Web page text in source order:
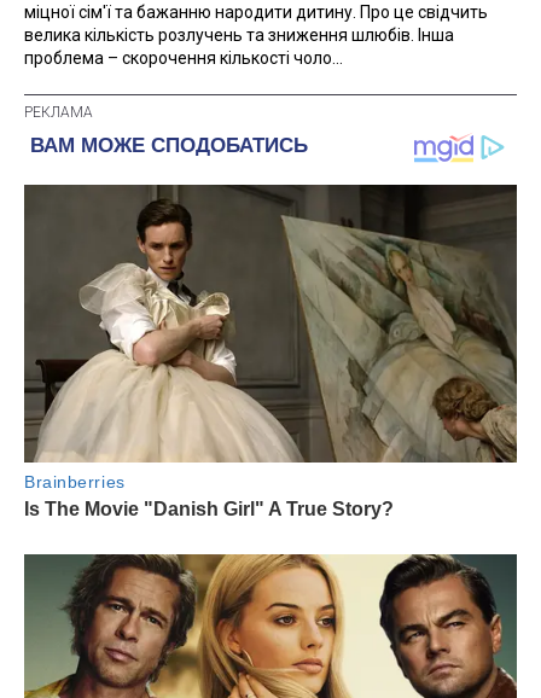
міцної сім'ї та бажанню народити дитину. Про це свідчить
велика кількість розлучень та зниження шлюбів. Інша
проблема – скорочення кількості чоло...